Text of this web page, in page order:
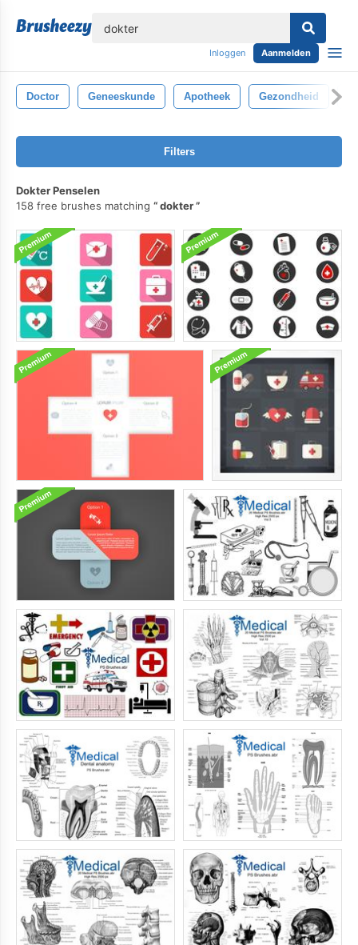
Inloggen Aanmelden
Doctor Geneeskunde Apotheek Gezondheid
Filters
Dokter Penselen
158 free brushes matching
dokter